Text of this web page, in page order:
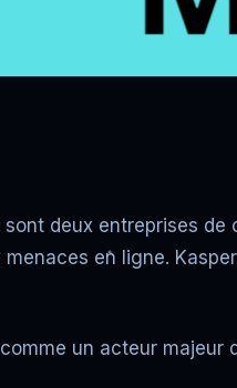
deux entreprises
en ligne.
un acteur